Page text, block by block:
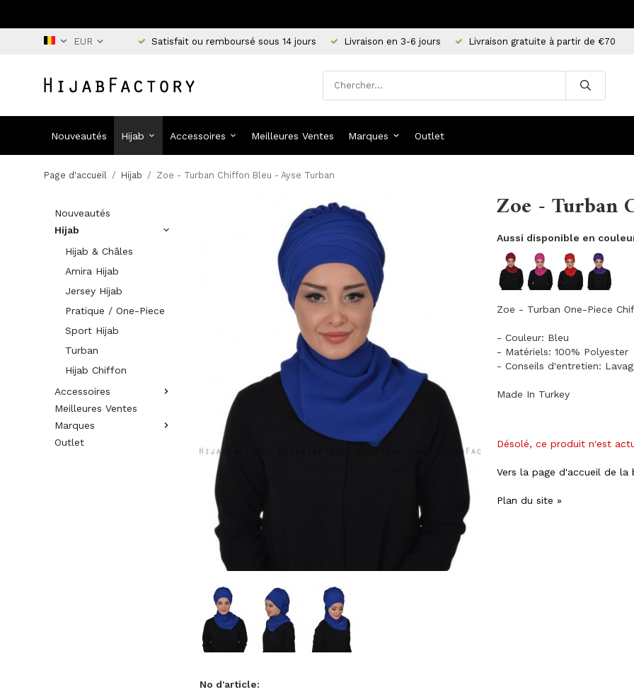
Satisfait ou remboursé sous 14 jours Livraison en 3-6 jours Livraison gratuite à partir de €70
Nouveautés Hijab Accessoires Meilleures Ventes Marques Outlet
Page d'accueil / Hijab / Zoe - Turban Chiffon Bleu - Ayse Turban
Nouveautés
Hijab
Hijab & Châles
Amira Hijab
Jersey Hijab
Pratique / One-Piece
Sport Hijab
Turban
Hijab Chiffon
Accessoires
Meilleures Ventes
Marques
Outlet
Zoe - Turban
Aussi disponible en
Zoe - Turban One-Piece
- Couleur: Bleu
- Matériels: 100% Polyester
- Conseils d'entretien:
Made In Turkey
Désolé, ce produit n'est
Vers la page d'accueil de la
Plan du site »
No d'article: